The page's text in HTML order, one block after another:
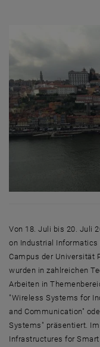
Von 18. Juli bis 20. Juli
on Industrial Informatics
Campus der Universität
wurden in zahlreichen
Arbeiten in
"Wireless Systems for
and Communication"
Systems" präsentiert.
Infrastructures for